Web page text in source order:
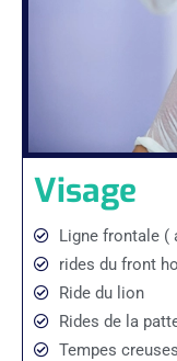
Visage
Ligne frontale (
rides du front
Ride du lion
Rides de la
Tempes creuses